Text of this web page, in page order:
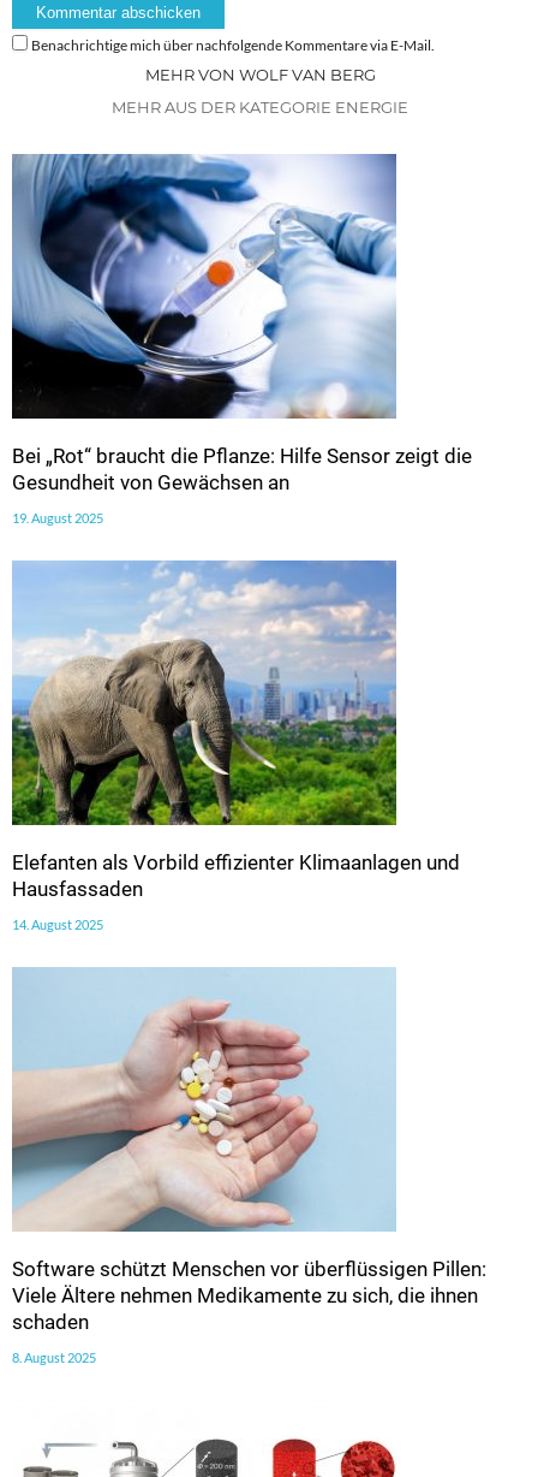
Benachrichtige mich über nachfolgende Kommentare via E-Mail.
MEHR VON WOLF VAN BERG
MEHR AUS DER KATEGORIE ENERGIE
Bei „Rot“ braucht die Pflanze: Hilfe Sensor zeigt die
Gesundheit von Gewächsen an
19. August 2025
Elefanten als Vorbild effizienter Klimaanlagen und
Hausfassaden
14. August 2025
Software schützt Menschen vor überflüssigen Pillen:
Viele Ältere nehmen Medikamente zu sich, die ihnen
schaden
8. August 2025